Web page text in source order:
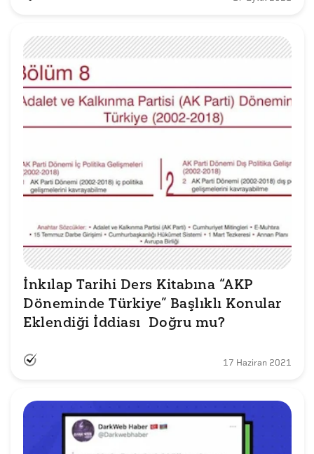
İnkılap Tarihi Ders Kitabına “AKP
Döneminde Türkiye” Başlıklı Konular
Eklendiği İddiası  Doğru mu?
17 Haziran 2021